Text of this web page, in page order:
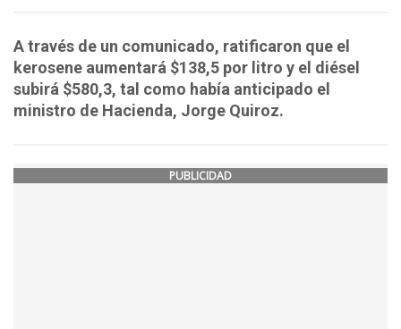
A través de un comunicado, ratificaron que el
kerosene aumentará $138,5 por litro y el diésel
subirá $580,3, tal como había anticipado el
ministro de Hacienda, Jorge Quiroz.
PUBLICIDAD